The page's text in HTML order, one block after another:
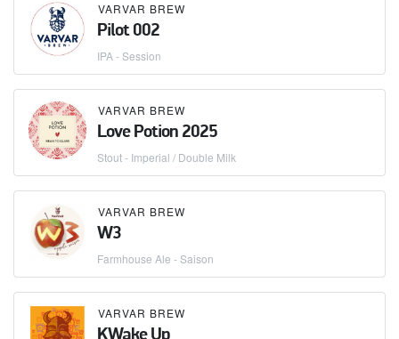
VARVAR BREW
Pilot 002
IPA - Session
VARVAR BREW
Love Potion 2025
Stout - Imperial / Double Milk
VARVAR BREW
W3
Farmhouse Ale - Saison
VARVAR BREW